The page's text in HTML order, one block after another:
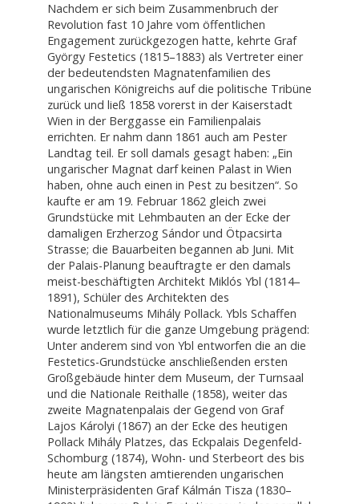
Nachdem er sich beim Zusammenbruch der
Revolution fast 10 Jahre vom öffentlichen
Engagement zurückgezogen hatte, kehrte Graf
György Festetics (1815–1883) als Vertreter einer
der bedeutendsten Magnatenfamilien des
ungarischen Königreichs auf die politische Tribüne
zurück und ließ 1858 vorerst in der Kaiserstadt
Wien in der Berggasse ein Familienpalais
errichten. Er nahm dann 1861 auch am Pester
Landtag teil. Er soll damals gesagt haben: „Ein
ungarischer Magnat darf keinen Palast in Wien
haben, ohne auch einen in Pest zu besitzen“. So
kaufte er am 19. Februar 1862 gleich zwei
Grundstücke mit Lehmbauten an der Ecke der
damaligen Erzherzog Sándor und Ötpacsirta
Strasse; die Bauarbeiten begannen ab Juni. Mit
der Palais-Planung beauftragte er den damals
meist-beschäftigten Architekt Miklós Ybl (1814–
1891), Schüler des Architekten des
Nationalmuseums Mihály Pollack. Ybls Schaffen
wurde letztlich für die ganze Umgebung prägend:
Unter anderem sind von Ybl entworfen die an die
Festetics-Grundstücke anschließenden ersten
Großgebäude hinter dem Museum, der Turnsaal
und die Nationale Reithalle (1858), weiter das
zweite Magnatenpalais der Gegend von Graf
Lajos Károlyi (1867) an der Ecke des heutigen
Pollack Mihály Platzes, das Eckpalais Degenfeld-
Schomburg (1874), Wohn- und Sterbeort des bis
heute am längsten amtierenden ungarischen
Ministerpräsidenten Graf Kálmán Tisza (1830–